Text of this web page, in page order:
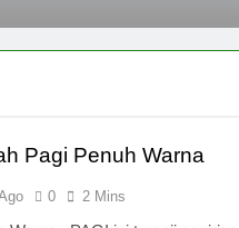
Pagi Penuh Warna
0 2 Mins